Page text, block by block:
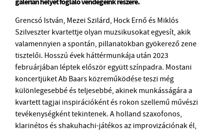
galérián helyet foglaló vendégeink részére.
Grencsó István, Mezei Szilárd, Hock Ernő és Miklós
Szilveszter kvartettje olyan muzsikusokat egyesít, akik
valamennyien a spontán, pillanatokban gyökerező zene
tisztelői. Hosszú évek háttérmunkája után 2023
februárjában léptek először együtt színpadra. Mostani
koncertjüket Ab Baars közreműködése teszi még
különlegesebbé és teljesebbé, akinek munkásságára a
kvartett tagjai inspirációként és rokon szellemű művészi
tevékenységként tekintenek. A holland szaxofonos,
klarinétos és shakuhachi-játékos az improvizációnak él,